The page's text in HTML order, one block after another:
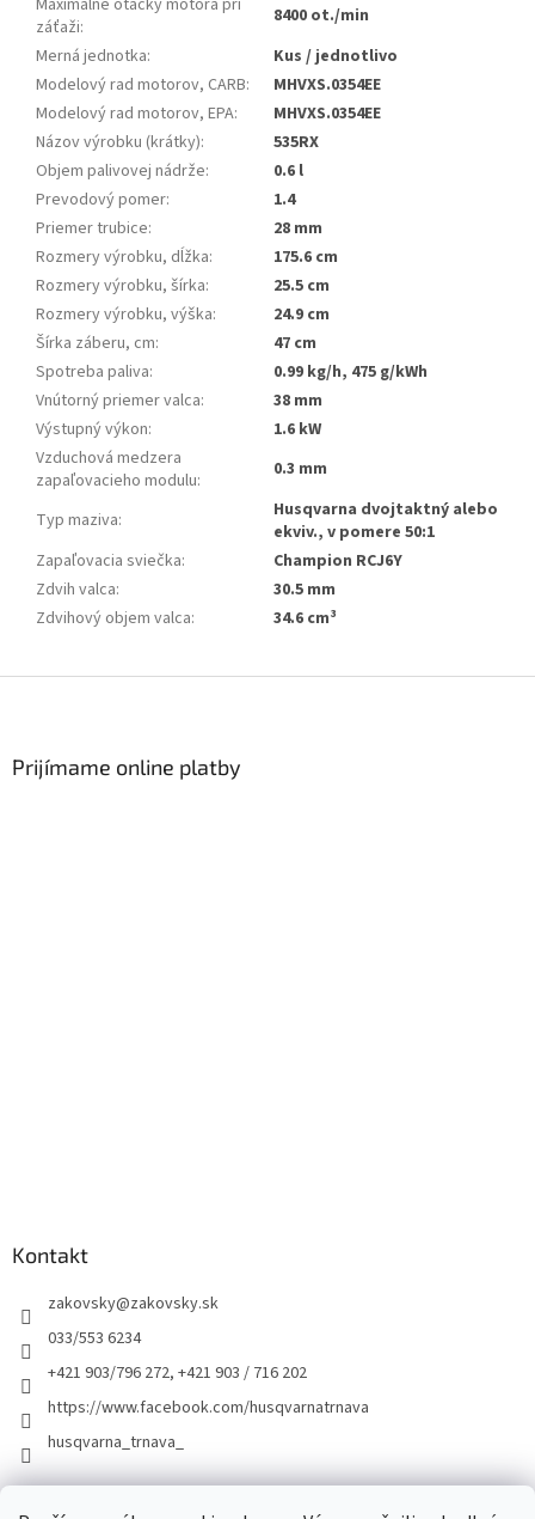
Maximálne otáčky motora pri
záťaži:
8400 ot./min
Merná jednotka:
Kus / jednotlivo
Modelový rad motorov, CARB:
MHVXS.0354EE
Modelový rad motorov, EPA:
MHVXS.0354EE
Názov výrobku (krátky):
535RX
Objem palivovej nádrže:
0.6 l
Prevodový pomer:
1.4
Priemer trubice:
28 mm
Rozmery výrobku, dĺžka:
175.6 cm
Rozmery výrobku, šírka:
25.5 cm
Rozmery výrobku, výška:
24.9 cm
Šírka záberu, cm:
47 cm
Spotreba paliva:
0.99 kg/h, 475 g/kWh
Vnútorný priemer valca:
38 mm
Výstupný výkon:
1.6 kW
Vzduchová medzera
zapaľovacieho modulu: 0.3 mm
Typ maziva:
Husqvarna dvojtaktný alebo
ekviv., v pomere 50:1
Zapaľovacia sviečka:
Champion RCJ6Y
Zdvih valca:
30.5 mm
Zdvihový objem valca: 34.6 cm³
Prijímame online platby
Kontakt
zakovsky@zakovsky.sk
033/553 6234
+421 903/796 272, +421 903 / 716 202
https://www.facebook.com/husqvarnatrnava
husqvarna_trnava_